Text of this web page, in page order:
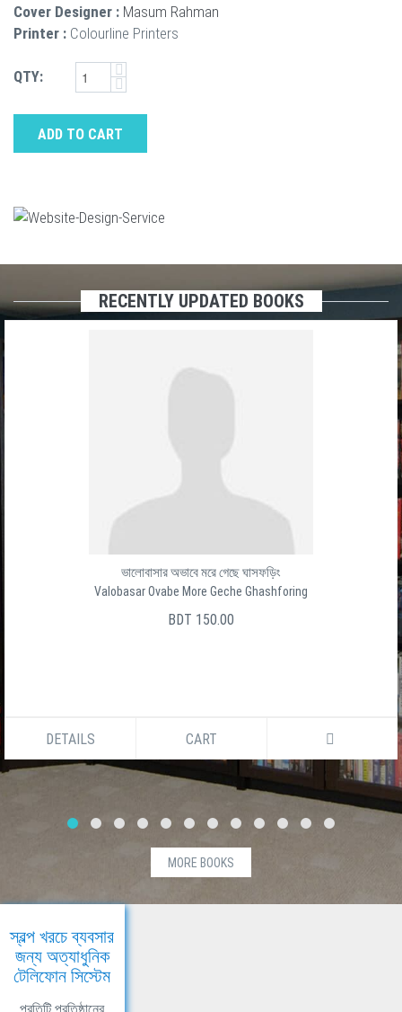
Cover Designer : Masum Rahman
Printer : Colourline Printers
QTY:
ADD TO CART
RECENTLY UPDATED BOOKS
ভালোবাসার অভাবে মরে গেছে ঘাসফড়িং
Valobasar Ovabe More Geche Ghashforing
BDT 150.00
DETAILS CART
MORE BOOKS
স্বল্প খরচে ব্যবসার
জন্য অত্যাধুনিক
টেলিফোন সিস্টেম